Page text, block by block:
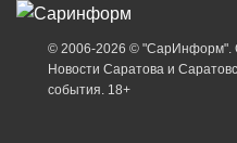
© 2006-2026 © "СарИнформ".
Новости Саратова и
события. 18+